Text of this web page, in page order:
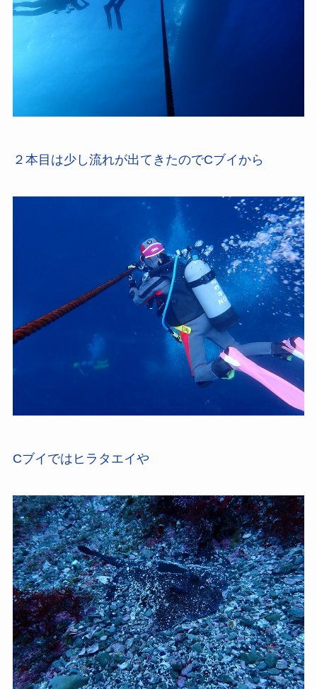
２本目は少し流れが出てきたのでCブイから
Cブイではヒラタエイや